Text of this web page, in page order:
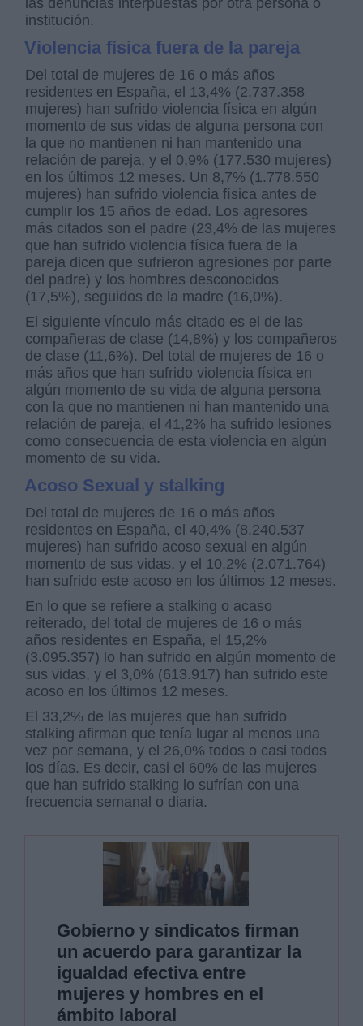
las denuncias interpuestas por otra persona o
institución.
Violencia física fuera de la pareja
Del total de mujeres de 16 o más años
residentes en España, el 13,4% (2.737.358
mujeres) han sufrido violencia física en algún
momento de sus vidas de alguna persona con
la que no mantienen ni han mantenido una
relación de pareja, y el 0,9% (177.530 mujeres)
en los últimos 12 meses. Un 8,7% (1.778.550
mujeres) han sufrido violencia física antes de
cumplir los 15 años de edad. Los agresores
más citados son el padre (23,4% de las mujeres
que han sufrido violencia física fuera de la
pareja dicen que sufrieron agresiones por parte
del padre) y los hombres desconocidos
(17,5%), seguidos de la madre (16,0%).
El siguiente vínculo más citado es el de las
compañeras de clase (14,8%) y los compañeros
de clase (11,6%). Del total de mujeres de 16 o
más años que han sufrido violencia física en
algún momento de su vida de alguna persona
con la que no mantienen ni han mantenido una
relación de pareja, el 41,2% ha sufrido lesiones
como consecuencia de esta violencia en algún
momento de su vida.
Acoso Sexual y stalking
Del total de mujeres de 16 o más años
residentes en España, el 40,4% (8.240.537
mujeres) han sufrido acoso sexual en algún
momento de sus vidas, y el 10,2% (2.071.764)
han sufrido este acoso en los últimos 12 meses.
En lo que se refiere a stalking o acaso
reiterado, del total de mujeres de 16 o más
años residentes en España, el 15,2%
(3.095.357) lo han sufrido en algún momento de
sus vidas, y el 3,0% (613.917) han sufrido este
acoso en los últimos 12 meses.
El 33,2% de las mujeres que han sufrido
stalking afirman que tenía lugar al menos una
vez por semana, y el 26,0% todos o casi todos
los días. Es decir, casi el 60% de las mujeres
que han sufrido stalking lo sufrían con una
frecuencia semanal o diaria.
Gobierno y sindicatos firman
un acuerdo para garantizar la
igualdad efectiva entre
mujeres y hombres en el
ámbito laboral